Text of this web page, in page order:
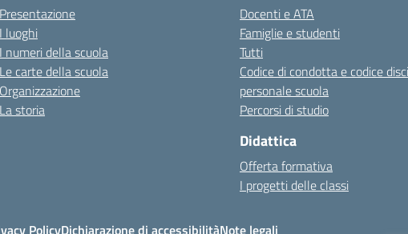
Presentazione
I luoghi
I numeri della scuola
Le carte della scuola
Organizzazione
La storia
Docenti e ATA
Famiglie e studenti
Tutti
Codice di condotta e codice
personale scuola
Percorsi di studio
Didattica
Offerta formativa
I progetti delle classi
PolicyDichiarazione di accessibilitàNote legali